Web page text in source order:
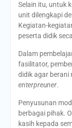
Selain itu, untuk
unit dilengkapi
Kegiatan-
peserta didik
Dalam
fasilitator,
didik agar berani
enterpreuner.
Penyusunan
berbagai pihak.
kasih kepada